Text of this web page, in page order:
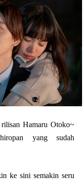
Hamaru Otoko~
yang sudah
ke sini semakin seru